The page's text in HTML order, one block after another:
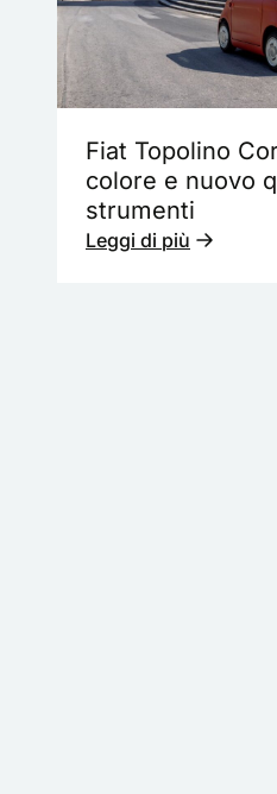
Fiat Topolino
colore e nuovo
strumenti
Leggi di più